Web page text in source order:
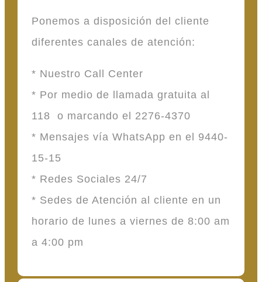
Ponemos a disposición del cliente
diferentes canales de atención:
* Nuestro Call Center
* Por medio de llamada gratuita al
118 o marcando el 2276-4370
* Mensajes vía WhatsApp en el 9440-
15-15
* Redes Sociales 24/7
* Sedes de Atención al cliente en un
horario de lunes a viernes de 8:00 am
a 4:00 pm